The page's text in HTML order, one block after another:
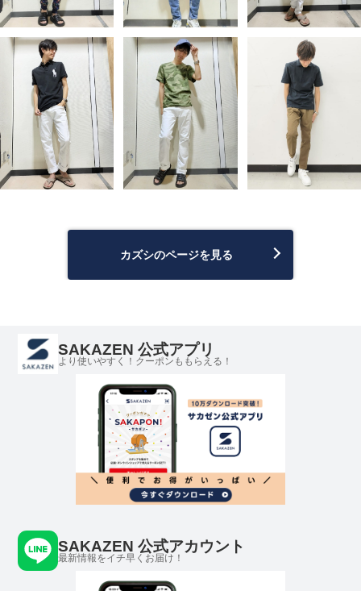
カズシのページを見る
SAKAZEN 公式アプリ
より使いやすく！クーポンももらえる！
SAKAZEN 公式アカウント
最新情報をイチ早くお届け！